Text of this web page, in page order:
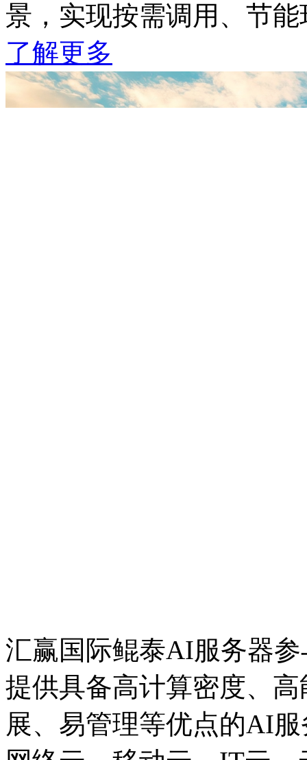
景，实现按需调用、节
了解更多
汇赢国际鲲泰AI服务器
提供具备高计算密度、高
展、易管理等优点的AI